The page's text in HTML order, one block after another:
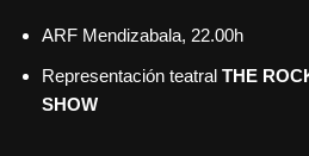
ARF Mendizabala, 22.00h
Representación teatral THE
SHOW